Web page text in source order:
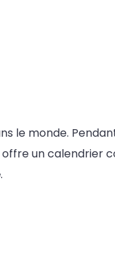
le monde.
un calendrier
.